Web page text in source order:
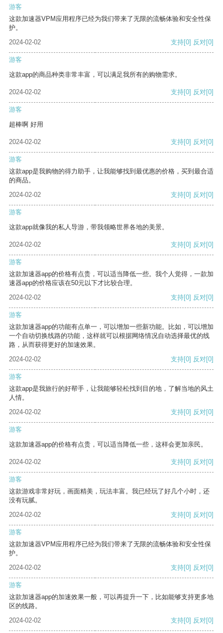
游客
这款加速器VPM应用程序已经为我们带来了无限的流畅体验和安全性保
护。
2024-02-02
支持[0] 反对[0]
游客
这款app的商品种类非常丰富，可以满足我所有的购物需求。
2024-02-02 支持[0] 反对[0]
游客
超棒啊 好用
2024-02-02 支持[0] 反对[0]
游客
这款app是我购物的得力助手，让我能够找到最优惠的价格，买到最合适
的商品。
2024-02-02
支持[0] 反对[0]
游客
这款app就像我的私人导游，带我领略世界各地的美景。
2024-02-02 支持[0] 反对[0]
游客
这款加速器app的价格有点贵，可以适当降低一些。我个人觉得，一款加
速器app的价格应该在50元以下才比较合理。
2024-02-02
支持[0] 反对[0]
游客
这款加速器app的功能有点单一，可以增加一些新功能。比如，可以增加
一个自动切换线路的功能，这样就可以根据网络情况自动选择最优的线
路，从而获得更好的加速效果。
2024-02-02
支持[0] 反对[0]
游客
这款app是我旅行的好帮手，让我能够轻松找到目的地，了解当地的风土
人情。
2024-02-02
支持[0] 反对[0]
游客
这款加速器app的价格有点贵，可以适当降低一些，这样会更加亲民。
2024-02-02 支持[0] 反对[0]
游客
这款游戏非常好玩，画面精美，玩法丰富。我已经玩了好几个小时，还
没有玩腻。
2024-02-02
支持[0] 反对[0]
游客
这款加速器VPM应用程序已经为我们带来了无限的流畅体验和安全性保
护。
2024-02-02
支持[0] 反对[0]
游客
这款加速器app的加速效果一般，可以再提升一下，比如能够支持更多地
区的线路。
2024-02-02
支持[0] 反对[0]